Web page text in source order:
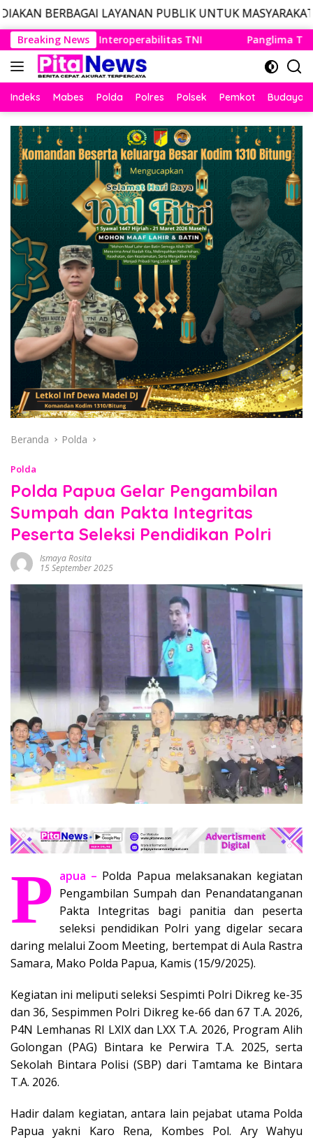
LAYANAN PUBLIK UNTUK MASYARAKAT, LAYANAN
Langsung
ke
konten
Breaking NewsPanglima TNI Dampingi Menko Polkam
Indeks Mabes Polda Polres Polsek Pemkot Budaya
Beranda Polda
Polda
Polda Papua Gelar Pengambilan
Sumpah dan Pakta Integritas
Peserta Seleksi Pendidikan Polri
Ismaya Rosita
15 September 2025
P apua – Polda Papua melaksanakan kegiatan
Pengambilan Sumpah dan Penandatanganan
Pakta Integritas bagi panitia dan peserta
seleksi pendidikan Polri yang digelar secara
daring melalui Zoom Meeting, bertempat di Aula Rastra
Samara, Mako Polda Papua, Kamis (15/9/2025).
Kegiatan ini meliputi seleksi Sespimti Polri Dikreg ke-35
dan 36, Sespimmen Polri Dikreg ke-66 dan 67 T.A. 2026,
P4N Lemhanas RI LXIX dan LXX T.A. 2026, Program Alih
Golongan (PAG) Bintara ke Perwira T.A. 2025, serta
Sekolah Bintara Polisi (SBP) dari Tamtama ke Bintara
T.A. 2026.
Hadir dalam kegiatan, antara lain pejabat utama Polda
Papua yakni Karo Rena, Kombes Pol. Ary Wahyu